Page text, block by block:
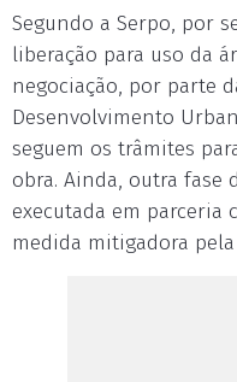
Segundo a Serpo, por
liberação para uso da
negociação, por parte
Desenvolvimento
seguem os trâmites
obra. Ainda, outra fase
executada em parceria
medida mitigadora pela